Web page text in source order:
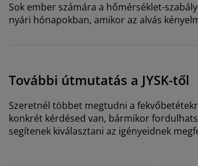
Sok ember számára a hőmérséklet-
nyári hónapokban, amikor az alvás
További útmutatás a JYSK-től
Szeretnél többet megtudni a
konkrét kérdésed van, bármikor
segítenek kiválasztani az igényeidnek